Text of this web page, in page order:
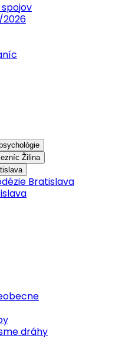
Žilina
Bratislava
dráhy